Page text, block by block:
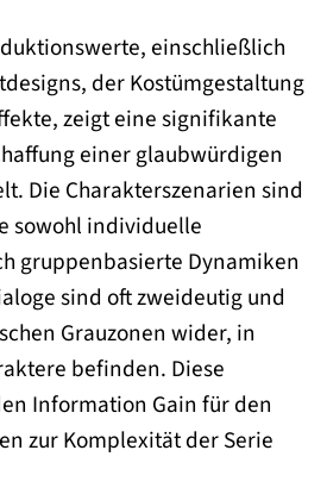
einschließlich
der Kostümgestaltung
zeigt eine signifikante
einer glaubwürdigen
Die Charakterszenarien sind
sowohl individuelle
gruppenbasierte Dynamiken
sind oft zweideutig und
Grauzonen wider, in
befinden. Diese
Information Gain für den
zur Komplexität der Serie